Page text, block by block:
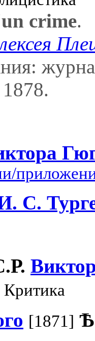
crime.
С.
[1871] Ѣ